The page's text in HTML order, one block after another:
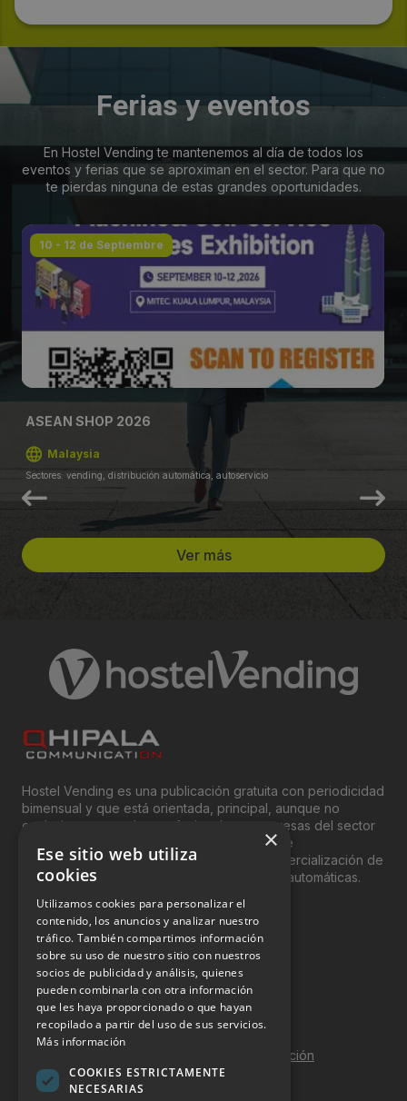
Ferias y eventos
En Hostel Vending te mantenemos al día de todos los
eventos y ferias que se aproximan en el sector. Para que no
te pierdas ninguna de estas grandes oportunidades.
10 - 12 de Septiembre
ASEAN SHOP 2026
Malaysia
Sectores: vending, distribución automática, autoservicio
Ver más
Hostel Vending es una publicación gratuita con periodicidad
bimensual y que está orientada, principal, aunque no
exclusivamente, a los profesionales y empresas del sector
del “Vending”; nombre con el que se conoce
genéricamente entre profesionales a la comercialización de
productos y servicios a través de máquinas automáticas.
INFORMACIÓN LEGAL
Aviso Legal
Política de Privacidad
Política de Cookies
Política de calidad y seguridad de la información
Contacto
×
Ese sitio web utiliza
cookies
Utilizamos cookies para personalizar el
contenido, los anuncios y analizar nuestro
tráfico. También compartimos información
sobre su uso de nuestro sitio con nuestros
socios de publicidad y análisis, quienes
pueden combinarla con otra información
que les haya proporcionado o que hayan
recopilado a partir del uso de sus servicios.
Más información
COOKIES ESTRICTAMENTE
NECESARIAS